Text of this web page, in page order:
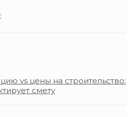
vs цены на строительство:
смету